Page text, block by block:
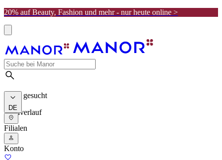
20% auf Beauty, Fashion und mehr - nur heute online >
Meist gesucht
Suchverlauf
DE
Filialen
Konto